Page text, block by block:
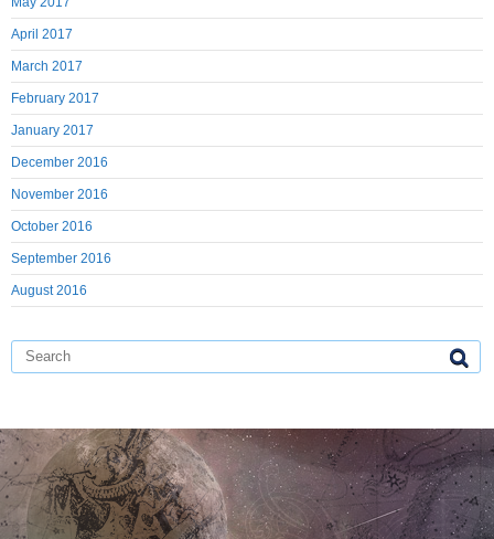
April 2017
March 2017
February 2017
January 2017
December 2016
November 2016
October 2016
September 2016
August 2016